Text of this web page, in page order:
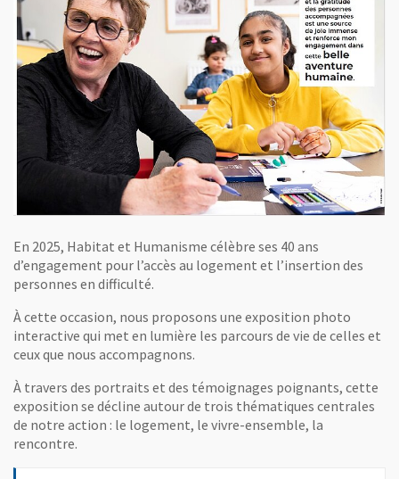
En 2025, Habitat et Humanisme célèbre ses 40 ans
d’engagement pour l’accès au logement et l’insertion des
personnes en difficulté.
À cette occasion, nous proposons une exposition photo
interactive qui met en lumière les parcours de vie de celles et
ceux que nous accompagnons.
À travers des portraits et des témoignages poignants, cette
exposition se décline autour de trois thématiques centrales
de notre action : le logement, le vivre-ensemble, la
rencontre.